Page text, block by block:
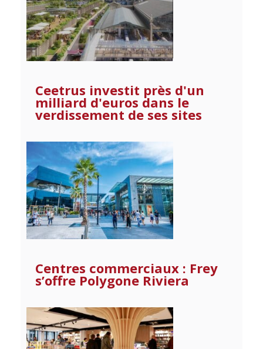
Ceetrus investit près d'un
milliard d'euros dans le
verdissement de ses sites
Centres commerciaux : Frey
s’offre Polygone Riviera